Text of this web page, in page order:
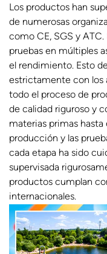
Los productos han
de numerosas
como CE, SGS y
pruebas en múltiples
el rendimiento. Esto
estrictamente con los
todo el proceso de
de calidad riguroso y
materias primas
producción y las
cada etapa ha sido
supervisada
productos cumplan
internacionales.